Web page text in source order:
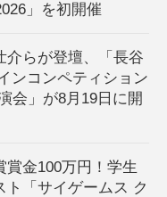
」を初開催
介らが登壇、「長谷
ンコンペティション
会」が8月19日に開
賞金100万円！学生
ト「サイゲームス ク